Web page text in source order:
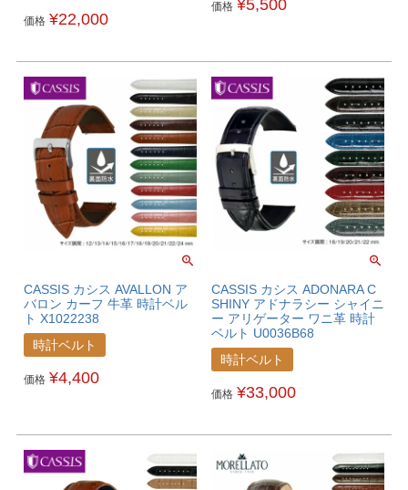
価格 ¥22,000
価格 ¥5,500
CASSIS カシス AVALLON ア
バロン カーフ 牛革 時計ベル
ト X1022238
時計ベルト
価格 ¥4,400
CASSIS カシス ADONARA C
SHINY アドナラシー シャイニ
ー アリゲーター ワニ革 時計
ベルト U0036B68
時計ベルト
価格 ¥33,000